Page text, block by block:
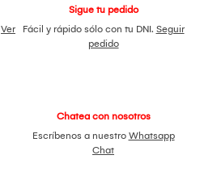
Ver
Sigue tu pedido
Fácil y rápido sólo con tu DNI. Seguir
pedido
Chatea con nosotros
Escríbenos a nuestro Whatsapp
Chat